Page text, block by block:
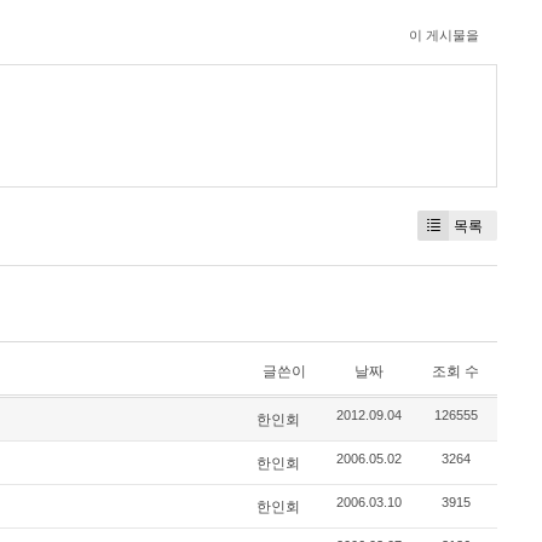
이 게시물을
목록
글쓴이 날짜 조회 수
한인회 2012.09.04 126555
한인회 2006.05.02 3264
한인회 2006.03.10 3915